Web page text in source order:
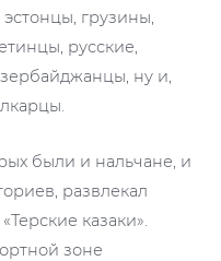
грузины,
русские,
ну и,
были и нальчане, и
развлекал
казаки».
зоне